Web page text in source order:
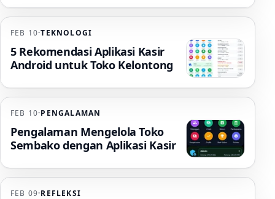
FEB 10·TEKNOLOGI
5 Rekomendasi Aplikasi Kasir
Android untuk Toko Kelontong
FEB 10·PENGALAMAN
Pengalaman Mengelola Toko
Sembako dengan Aplikasi Kasir
FEB 09·REFLEKSI